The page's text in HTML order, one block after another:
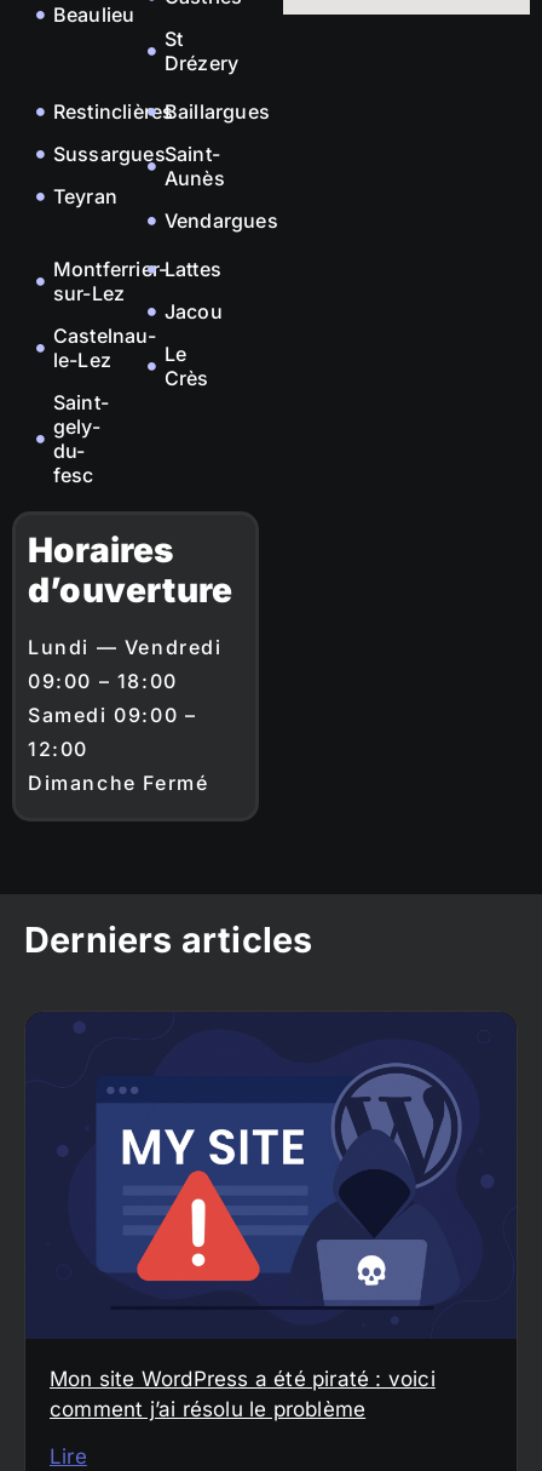
Beaulieu
St
Drézery
Restinclières
Sussargues
Teyran
Baillargues
Saint-
Aunès
Vendargues
Montferrier-
sur-Lez
Castelnau-
le-Lez
Saint-
gely-
du-
fesc
Lattes
Jacou
Le
Crès
Horaires
d’ouverture
Lundi — Vendredi
09:00 – 18:00
Samedi 09:00 –
12:00
Dimanche Fermé
Derniers articles
Mon site WordPress a été piraté : voici
comment j’ai résolu le problème
Lire